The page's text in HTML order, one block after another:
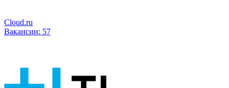
Cloud.ru
Вакансии: 57